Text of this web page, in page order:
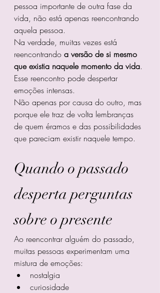
pessoa importante de outra fase da
vida, não está apenas reencontrando
aquela pessoa.
Na verdade, muitas vezes está
reencontrando a versão de si mesmo
que existia naquele momento da vida.
Esse reencontro pode despertar
emoções intensas.
Não apenas por causa do outro, mas
porque ele traz de volta lembranças
de quem éramos e das possibilidades
que pareciam existir naquele tempo.
Quando o passado
desperta perguntas
sobre o presente
Ao reencontrar alguém do passado,
muitas pessoas experimentam uma
mistura de emoções:
nostalgia
curiosidade